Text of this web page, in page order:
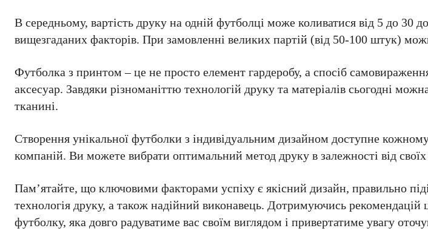
В середньому, вартість друку на одній футболці може коливатися від 5 до 30
вищезгаданих факторів. При замовленні великих партій (від 50-100 штук)
Футболка з принтом – це не просто елемент гардеробу, а спосіб
аксесуар. Завдяки різноманіттю технологій друку та матеріалів сьогодні
тканині.
Створення унікальної футболки з індивідуальним дизайном доступне
компаній. Ви можете вибрати оптимальний метод друку в залежності від
Пам’ятайте, що ключовими факторами успіху є якісний дизайн, правильно
технологія друку, а також надійний виконавець. Дотримуючись рекомендацій
футболку, яка довго радуватиме вас своїм виглядом і привертатиме увагу